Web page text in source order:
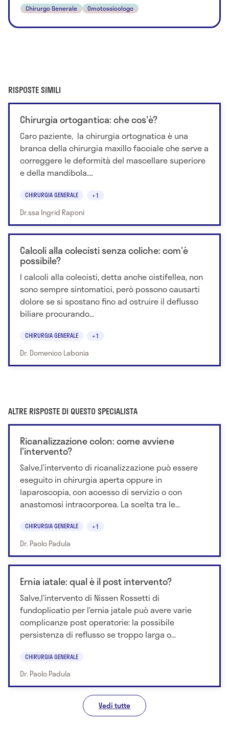
Chirurgo Generale Omotossicologo
RISPOSTE SIMILI
Chirurgia ortogantica: che cos'è?
Caro paziente, la chirurgia ortognatica è una
branca della chirurgia maxillo facciale che serve a
correggere le deformità del mascellare superiore
e della mandibola....
CHIRURGIA GENERALE +1
Dr.ssa Ingrid Raponi
Calcoli alla colecisti senza coliche: com'è
possibile?
I calcoli alla colecisti, detta anche cistifellea, non
sono sempre sintomatici, però possono causarti
dolore se si spostano fino ad ostruire il deflusso
biliare procurando...
CHIRURGIA GENERALE +1
Dr. Domenico Labonia
ALTRE RISPOSTE DI QUESTO SPECIALISTA
Ricanalizzazione colon: come avviene
l'intervento?
Salve,l’intervento di ricanalizzazione può essere
eseguito in chirurgia aperta oppure in
laparoscopia, con accesso di servizio o con
anastomosi intracorporea. La scelta tra le...
CHIRURGIA GENERALE +1
Dr. Paolo Padula
Ernia iatale: qual è il post intervento?
Salve,l’intervento di Nissen Rossetti di
fundoplicatio per l’ernia jatale può avere varie
complicanze post operatorie: la possibile
persistenza di reflusso se troppo larga o...
CHIRURGIA GENERALE
Dr. Paolo Padula
Vedi tutte